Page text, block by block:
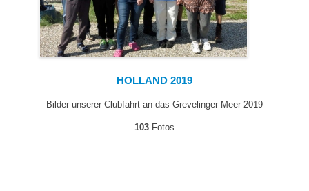
HOLLAND 2019
Bilder unserer Clubfahrt an das Grevelinger Meer 2019
103 Fotos